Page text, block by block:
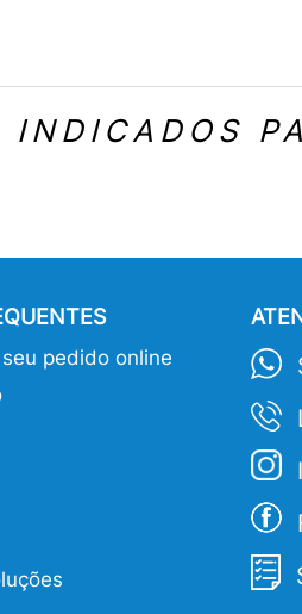
INDICADOS
pedido online